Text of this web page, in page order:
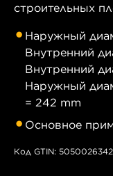
строительных
Наружный
Внутренний
Внутренний
Наружный
= 242 mm
Основное
Код GTIN: